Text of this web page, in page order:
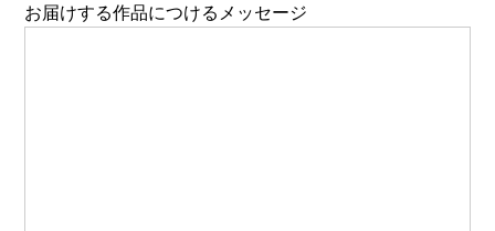
お届けする作品につけるメッセージ